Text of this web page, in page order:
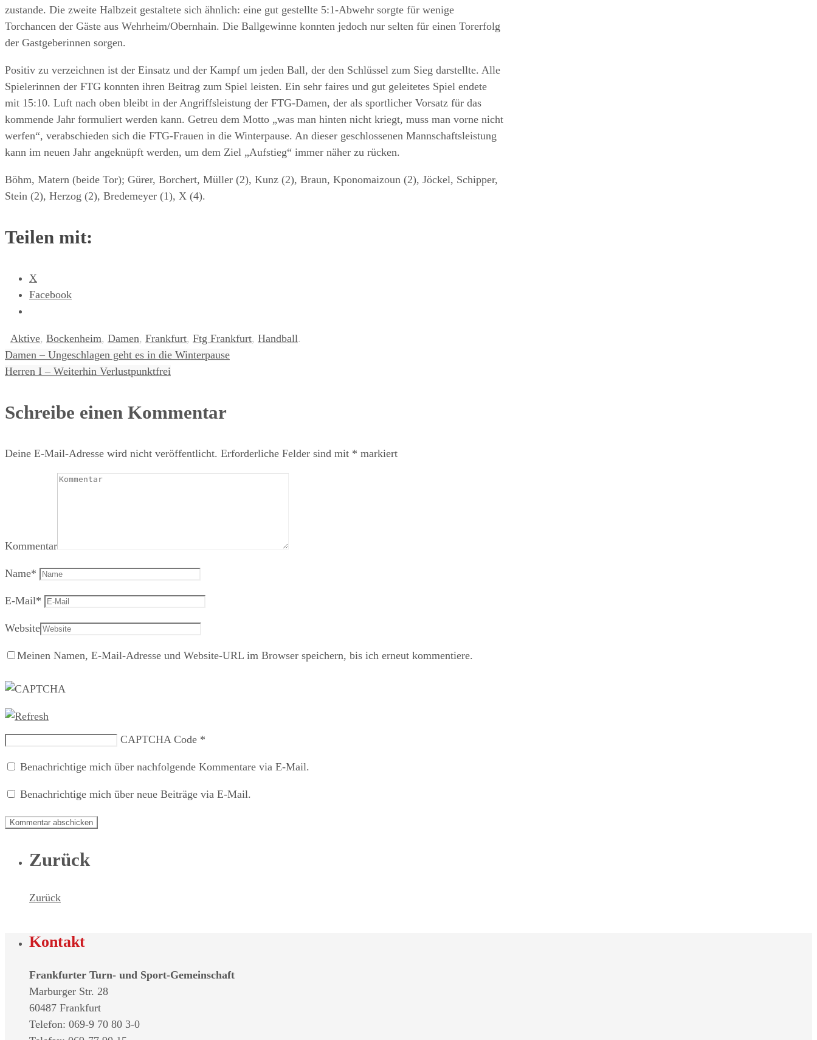
zustande. Die zweite Halbzeit gestaltete sich ähnlich: eine gut gestellte 5:1-Abwehr sorgte für wenige
Torchancen der Gäste aus Wehrheim/Obernhain. Die Ballgewinne konnten jedoch nur selten für einen Torerfolg
der Gastgeberinnen sorgen.
Positiv zu verzeichnen ist der Einsatz und der Kampf um jeden Ball, der den Schlüssel zum Sieg darstellte. Alle
Spielerinnen der FTG konnten ihren Beitrag zum Spiel leisten. Ein sehr faires und gut geleitetes Spiel endete
mit 15:10. Luft nach oben bleibt in der Angriffsleistung der FTG-Damen, der als sportlicher Vorsatz für das
kommende Jahr formuliert werden kann. Getreu dem Motto „was man hinten nicht kriegt, muss man vorne nicht
werfen“, verabschieden sich die FTG-Frauen in die Winterpause. An dieser geschlossenen Mannschaftsleistung
kann im neuen Jahr angeknüpft werden, um dem Ziel „Aufstieg“ immer näher zu rücken.
Böhm, Matern (beide Tor); Gürer, Borchert, Müller (2), Kunz (2), Braun, Kponomaizoun (2), Jöckel, Schipper,
Stein (2), Herzog (2), Bredemeyer (1), X (4).
Teilen mit:
X
Facebook
Aktive, Bockenheim, Damen, Frankfurt, Ftg Frankfurt, Handball.
Damen – Ungeschlagen geht es in die Winterpause
Herren I – Weiterhin Verlustpunktfrei
Schreibe einen Kommentar
Deine E-Mail-Adresse wird nicht veröffentlicht. Erforderliche Felder sind mit * markiert
Kommentar
Name*
E-Mail*
Website
Meinen Namen, E-Mail-Adresse und Website-URL im Browser speichern, bis ich erneut kommentiere.
CAPTCHA Code *
Benachrichtige mich über nachfolgende Kommentare via E-Mail.
Benachrichtige mich über neue Beiträge via E-Mail.
Zurück
Zurück
Kontakt
Frankfurter Turn- und Sport-Gemeinschaft
Marburger Str. 28
60487 Frankfurt
Telefon: 069-9 70 80 3-0